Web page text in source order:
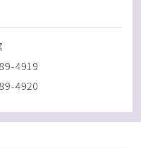
4919
4920